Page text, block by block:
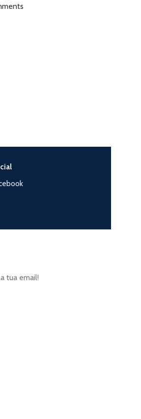
tua email!